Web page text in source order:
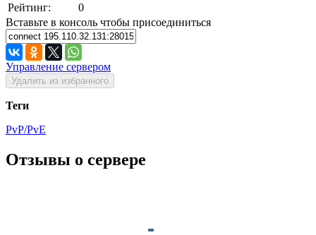
Рейтинг:
0
Вставьте в консоль чтобы присоединиться
Управление сервером
Удалить из избранного
Теги
PvP/PvE
Отзывы о сервере